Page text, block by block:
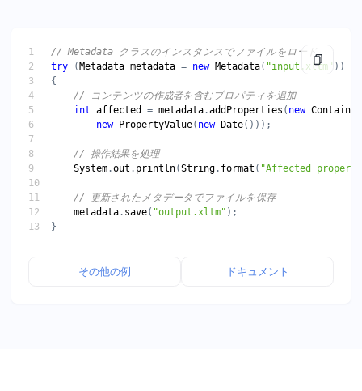
try ( Metadata metadata = new Metadata( "input.xltm"
int affected = metadata .addProperties ( new
new
PropertyValue( new Date
System .out . println(String . format ( "Affected
metadata . save( "output.xltm"
その他の例 ドキュメント